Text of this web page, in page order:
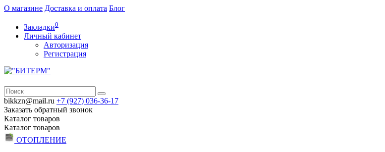
О магазине Доставка и оплата Блог
Закладки0
Личный кабинет
Авторизация
Регистрация
bikkzn@mail.ru +7 (927) 036-36-17
Заказать обратный звонок
Каталог товаров
Каталог товаров
ОТОПЛЕНИЕ